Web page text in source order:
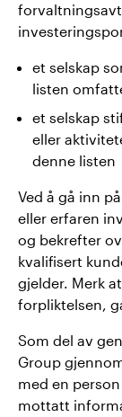
et selskap
listen
et selskap
eller
denne listen
Ved å gå inn
eller erfaren
og bekrefter
kvalifisert
gjelder. Merk
forpliktelsen,
Som del av
Group
med en
mottatt